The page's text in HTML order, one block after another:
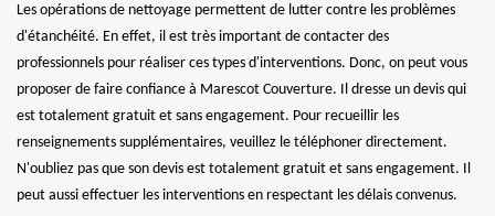
Les opérations de nettoyage permettent de lutter contre les problèmes
d'étanchéité. En effet, il est très important de contacter des
professionnels pour réaliser ces types d'interventions. Donc, on peut vous
proposer de faire confiance à Marescot Couverture. Il dresse un devis qui
est totalement gratuit et sans engagement. Pour recueillir les
renseignements supplémentaires, veuillez le téléphoner directement.
N'oubliez pas que son devis est totalement gratuit et sans engagement. Il
peut aussi effectuer les interventions en respectant les délais convenus.